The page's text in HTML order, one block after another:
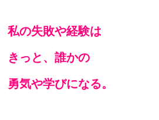
私の失敗や経験は
きっと、誰かの
勇気や学びになる。